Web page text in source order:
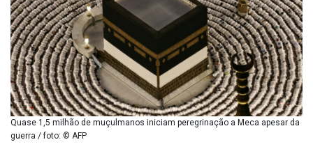
BIF 2985.079791
BMD 1
BND 1.277602
BOB 11.849673
BRL 5.083304
BSD 0.997016
BTN 94.875232
BWP 13.457596
Quase 1,5 milhão de muçulmanos iniciam peregrinação a Meca apesar da
guerra / foto: © AFP